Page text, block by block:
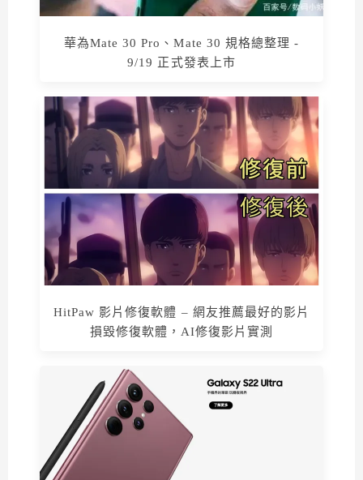
華為Mate 30 Pro、Mate 30 規格總整理 -
9/19 正式發表上市
HitPaw 影片修復軟體 – 網友推薦最好的影片
損毀修復軟體，AI修復影片實測